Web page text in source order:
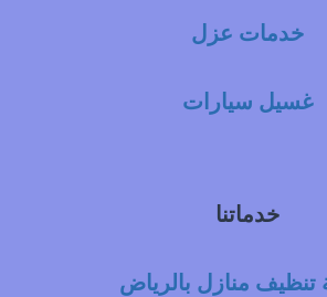
خدمات عزل
غسيل سيارات
خدماتنا
منازل بالرياض